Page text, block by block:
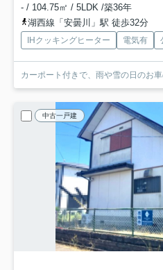
- / 104.75㎡ / 5LDK /築36年
湖西線「安曇川」駅 徒歩32分
IHクッキングヒーター 電気有
カーポート付きで、雨や雪の日のお
中古一戸建